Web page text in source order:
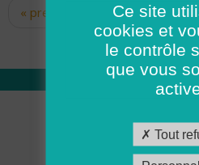
Pages
« premier ‹ précédent
14 15
Qui
Académie
Ce site
cookies et
le contrôle
que vous
Tout